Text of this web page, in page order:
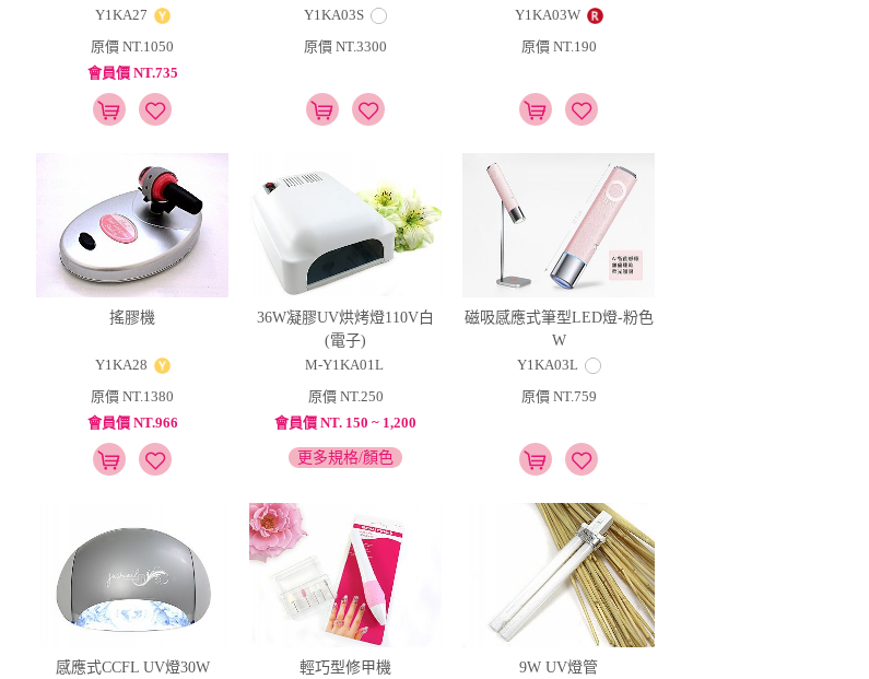
Y1KA27
原價 NT.1050
會員價 NT.735
Y1KA03S
原價 NT.3300
Y1KA03W
原價 NT.190
搖膠機
Y1KA28
原價 NT.1380
會員價 NT.966
36W凝膠UV烘烤燈110V白
(電子)
M-Y1KA01L
原價 NT.250
會員價 NT. 150 ~ 1,200
更多規格/顏色
磁吸感應式筆型LED燈-粉色
W
Y1KA03L
原價 NT.759
感應式CCFL UV燈30W 輕巧型修甲機 9W UV燈管